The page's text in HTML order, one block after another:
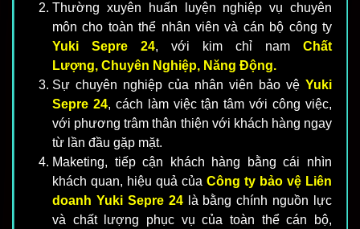
Thường xuyên huấn luyện nghiệp vụ chuyên
môn cho toàn thể nhân viên và cán bộ công ty
Yuki Sepre 24, với kim chỉ nam Chất
Lượng, Chuyên Nghiệp, Năng Động.
Sự chuyên nghiệp của nhân viên bảo vệ Yuki
Sepre 24, cách làm việc tận tâm với công việc,
với phương trâm thân thiện với khách hàng ngay
từ lần đầu gặp mặt.
Maketing, tiếp cận khách hàng bằng cái nhìn
khách quan, hiệu quả của Công ty bảo vệ Liên
doanh Yuki Sepre 24là bằng chính nguồn lực
và chất lượng phục vụ của toàn thể cán bộ,